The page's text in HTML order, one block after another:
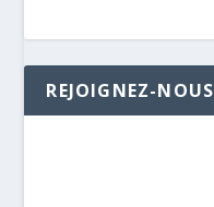
REJOIGNEZ-NOUS